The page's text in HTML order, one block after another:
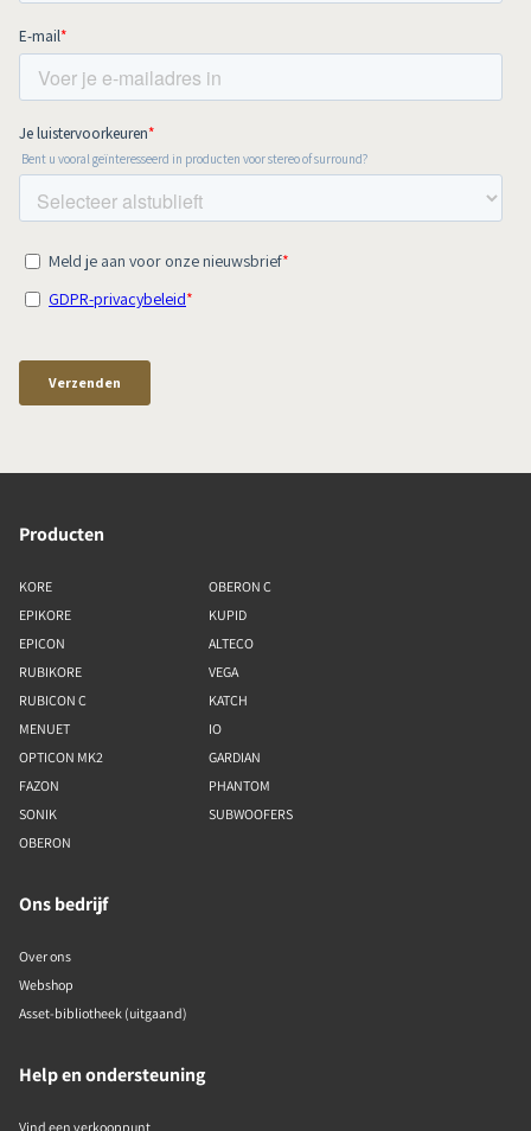
Producten
KORE
EPIKORE
EPICON
RUBIKORE
RUBICON C
MENUET
OPTICON MK2
FAZON
SONIK
OBERON
OBERON C
KUPID
ALTECO
VEGA
KATCH
IO
GARDIAN
PHANTOM
SUBWOOFERS
Ons bedrijf
Over ons
Webshop
Asset-bibliotheek (uitgaand)
Help en ondersteuning
Vind een verkooppunt